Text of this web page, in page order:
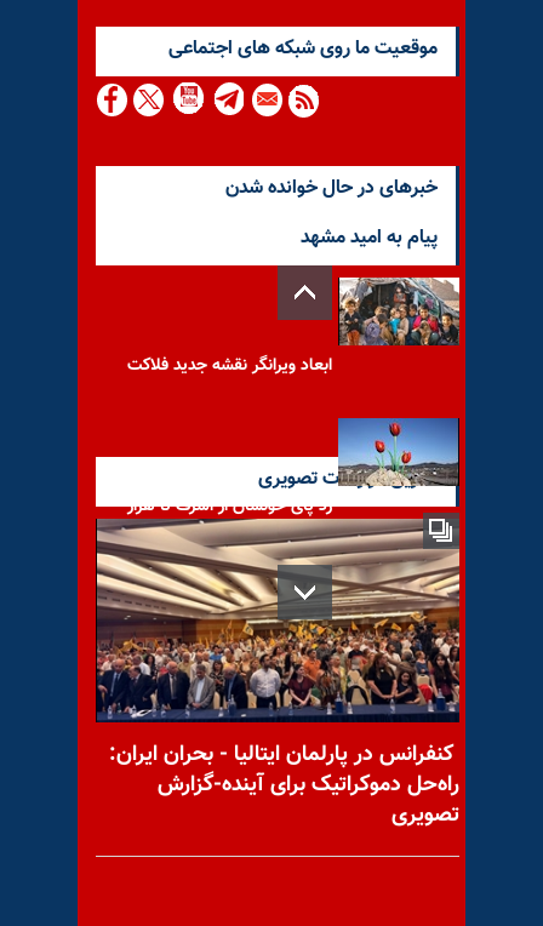
موقعيت ما روى شبكه هاى اجتماعى
خبرهای در حال خوانده شدن
پیام به امید مشهد
ابعاد ویرانگر نقشه جدید فلاکت
رد پای خونشان از اشرف تا هزار
اشرف
با یاد مجاهد شهید سیداحمد
حسینی
آخرین گزارشات تصویری
کنفرانس در پارلمان ایتالیا - بحران ایران:
راه‌حل دموکراتیک برای آینده-گزارش
تصویری